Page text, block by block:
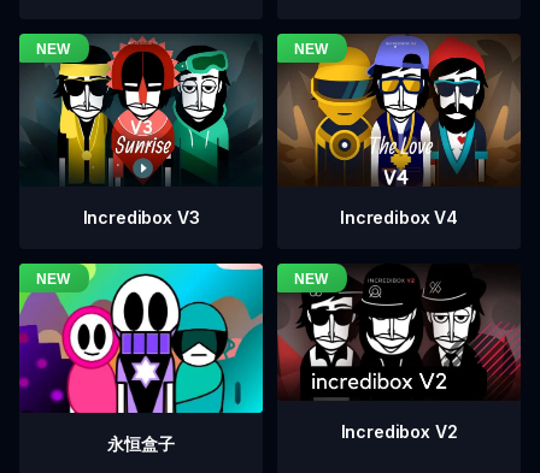
Incredibox V3 Incredibox V4
永恒盒子
Incredibox V2